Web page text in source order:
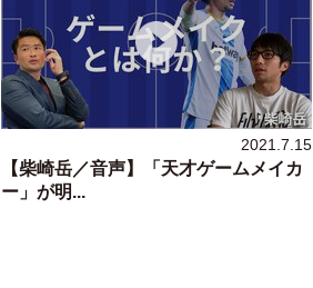
2021.7.15
【柴崎岳／音声】「天才ゲームメイカ
ー」が明...